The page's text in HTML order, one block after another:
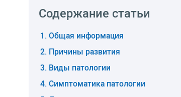
Содержание статьи
Общая информация
Причины развития
Виды патологии
Симптоматика патологии